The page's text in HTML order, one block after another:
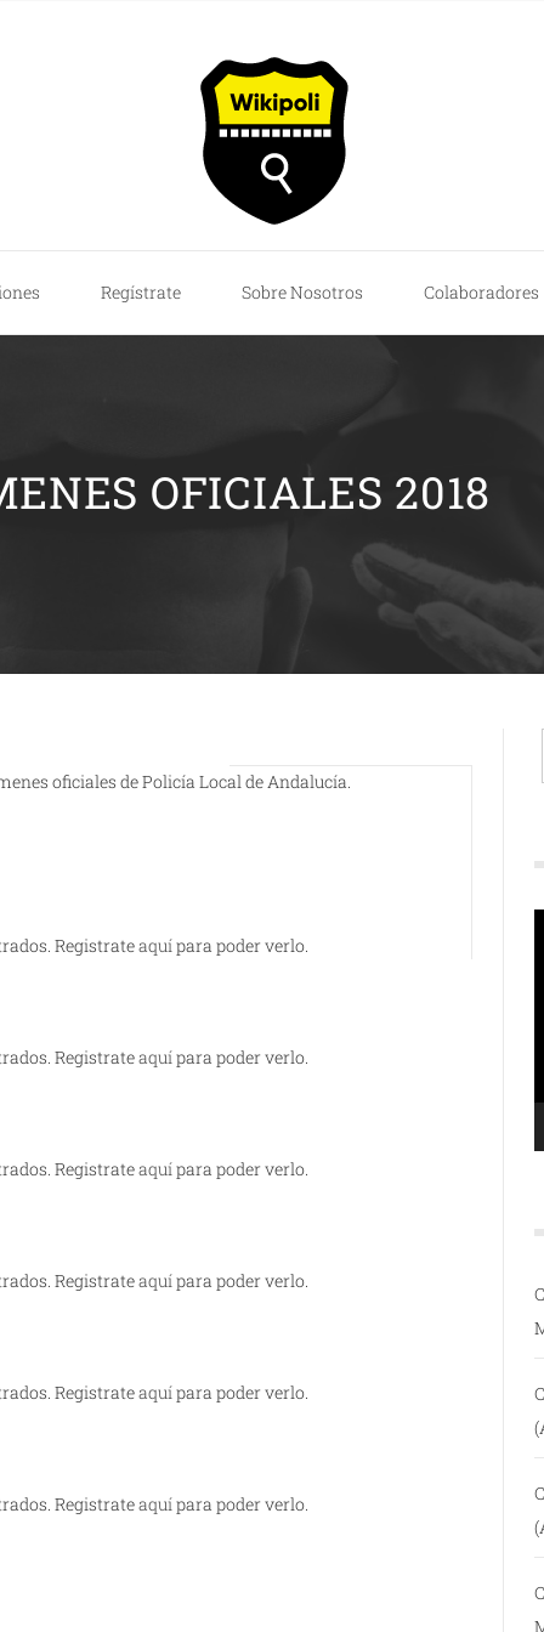
Regístrate Sobre Nosotros Colaboradores
OFICIALES 2018
oficiales de Policía Local de Andalucía.
Registrateaquípara poder verlo.
Registrateaquípara poder verlo.
Registrateaquípara poder verlo.
Registrateaquípara poder verlo.
Registrateaquípara poder verlo.
Registrateaquípara poder verlo.